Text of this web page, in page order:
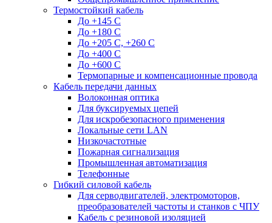
Термостойкий кабель
До +145 С
До +180 C
До +205 С, +260 С
До +400 C
До +600 С
Термопарные и компенсационные провода
Кабель передачи данных
Волоконная оптика
Для буксируемых цепей
Для искробезопасного применения
Локальные сети LAN
Низкочастотные
Пожарная сигнализация
Промышленная автоматизация
Телефонные
Гибкий силовой кабель
Для серводвигателей, электромоторов,
преобразователей частоты и станков с ЧПУ
Кабель с резиновой изоляцией